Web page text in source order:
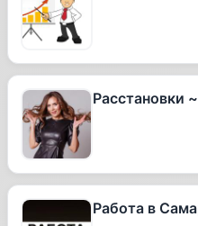
Расстановки
Работа в